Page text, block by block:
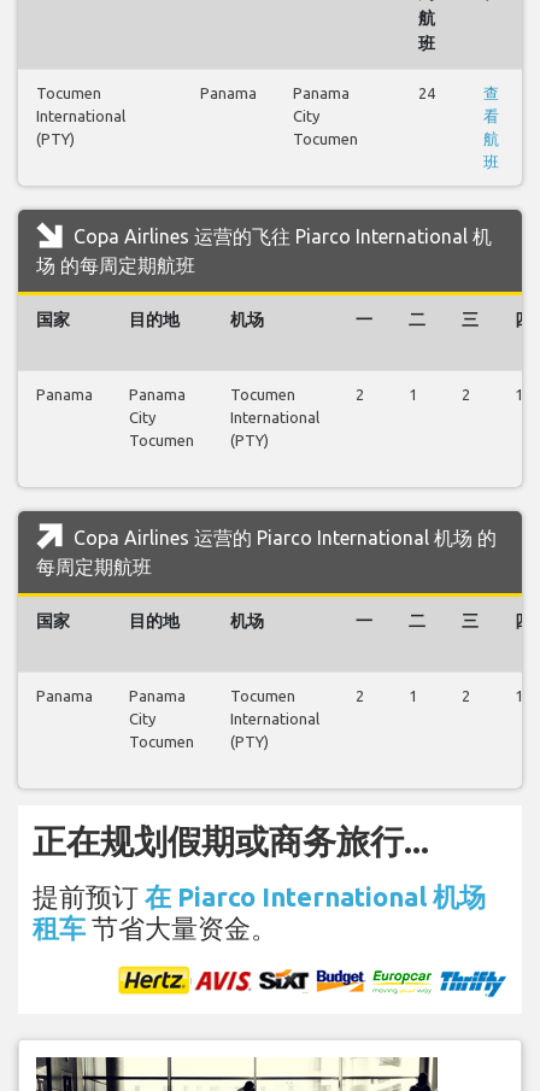
航
班
Tocumen
International
(PTY)
Panama
Panama
City
Tocumen
24
查
看
航
班
Copa Airlines 运营的飞往 Piarco International 机
场 的每周定期航班
国家 目的地 机场 一 二 三 四
Panama
Panama
City
Tocumen
Tocumen
International
(PTY)
2 1 2 1
Copa Airlines 运营的 Piarco International 机场 的
每周定期航班
国家 目的地 机场 一 二 三 四
Panama
Panama
City
Tocumen
Tocumen
International
(PTY)
2 1 2 1
正在规划假期或商务旅行...
提前预订 在 Piarco International 机场
租车 节省大量资金。